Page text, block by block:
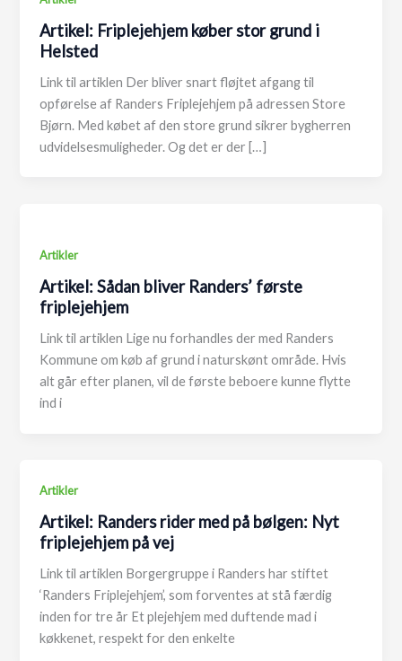
Artikel: Friplejehjem køber stor grund i
Helsted
Link til artiklen Der bliver snart fløjtet afgang til
opførelse af Randers Friplejehjem på adressen Store
Bjørn. Med købet af den store grund sikrer bygherren
udvidelsesmuligheder. Og det er der […]
Artikler
Artikel: Sådan bliver Randers’ første
friplejehjem
Link til artiklen Lige nu forhandles der med Randers
Kommune om køb af grund i naturskønt område. Hvis
alt går efter planen, vil de første beboere kunne flytte
ind i
Artikler
Artikel: Randers rider med på bølgen: Nyt
friplejehjem på vej
Link til artiklen Borgergruppe i Randers har stiftet
‘Randers Friplejehjem’, som forventes at stå færdig
inden for tre år Et plejehjem med duftende mad i
køkkenet, respekt for den enkelte